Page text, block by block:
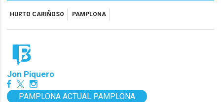
HURTO CARIÑOSO PAMPLONA
Jon Piquero
PAMPLONA ACTUAL PAMPLONA